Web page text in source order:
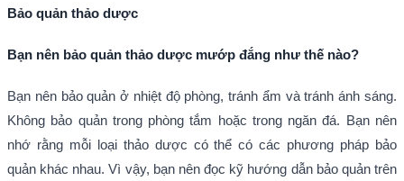
Bảo quản thảo dược
Bạn nên bảo quản thảo dược mướp đắng như thế nào?
Bạn nên bảo quản ở nhiệt độ phòng, tránh ẩm và tránh ánh sáng.
Không bảo quản trong phòng tắm hoặc trong ngăn đá. Bạn nên
nhớ rằng mỗi loại thảo dược có thể có các phương pháp bảo
quản khác nhau. Vì vậy, bạn nên đọc kỹ hướng dẫn bảo quản trên